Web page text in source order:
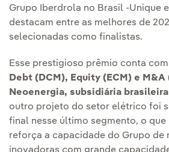
Grupo Iberdrola no Brasil -Unique
destacam entre as melhores de
selecionadas como finalistas.
Esse prestigioso prêmio conta
Debt (DCM), Equity (ECM) e
Neoenergia, subsidiária brasileira
outro projeto do setor elétrico foi
final nesse último segmento, o que
reforça a capacidade do Grupo de